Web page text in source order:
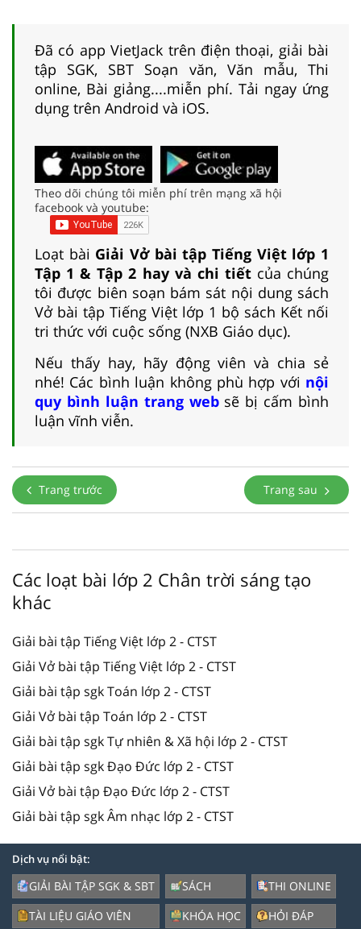
Đã có app VietJack trên điện thoại, giải bài
tập SGK, SBT Soạn văn, Văn mẫu, Thi
online, Bài giảng....miễn phí. Tải ngay ứng
dụng trên Android và iOS.
Theo dõi chúng tôi miễn phí trên mạng xã hội
facebook và youtube:
Loạt bài Giải Vở bài tập Tiếng Việt lớp 1
Tập 1 & Tập 2 hay và chi tiếtcủa chúng
tôi được biên soạn bám sát nội dung sách
Vở bài tập Tiếng Việt lớp 1 bộ sách Kết nối
tri thức với cuộc sống (NXB Giáo dục).
Nếu thấy hay, hãy động viên và chia sẻ
nhé! Các bình luận không phù hợp với nội
quy bình luận trang websẽ bị cấm bình
luận vĩnh viễn.
Trang trước Trang sau
Các loạt bài lớp 2 Chân trời sáng tạo
khác
Giải bài tập Tiếng Việt lớp 2 - CTST
Giải Vở bài tập Tiếng Việt lớp 2 - CTST
Giải bài tập sgk Toán lớp 2 - CTST
Giải Vở bài tập Toán lớp 2 - CTST
Giải bài tập sgk Tự nhiên & Xã hội lớp 2 - CTST
Giải bài tập sgk Đạo Đức lớp 2 - CTST
Giải Vở bài tập Đạo Đức lớp 2 - CTST
Giải bài tập sgk Âm nhạc lớp 2 - CTST
Dịch vụ nổi bật:
GIẢI BÀI TẬP SGK & SBT
TÀI LIỆU GIÁO VIÊN
SÁCH
KHÓA HỌC
THI ONLINE
HỎI ĐÁP